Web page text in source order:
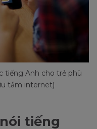
tiếng Anh cho trẻ phù
tầm internet)
tiếng